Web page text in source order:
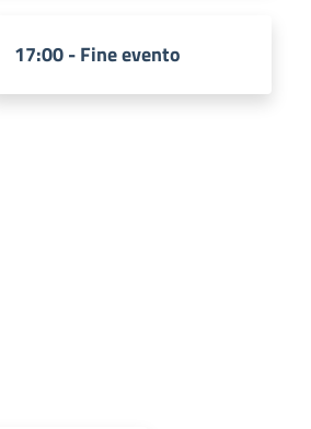
17:00 - Fine evento